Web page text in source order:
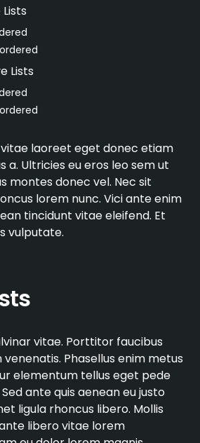
Lists
laoreet eget donec etiam
a. Ultricies eu eros leo sem ut
montes donec vel. Nec sit
lorem nunc. Vici ante enim
tincidunt vitae eleifend. Et
vulputate.
vitae. Porttitor faucibus
venenatis. Phasellus enim metus
elementum tellus eget pede
ante quis aenean eu justo
ligula rhoncus libero. Mollis
libero vitae lorem